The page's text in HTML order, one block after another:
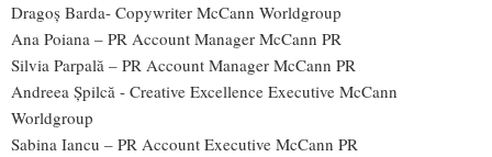
Dragoș Barda- Copywriter McCann Worldgroup
Ana Poiana – PR Account Manager McCann PR
Silvia Parpală – PR Account Manager McCann PR
Andreea Șpilcă - Creative Excellence Executive McCann
Worldgroup
Sabina Iancu – PR Account Executive McCann PR